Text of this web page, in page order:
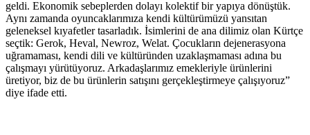
geldi. Ekonomik sebeplerden dolayı kolektif bir yapıya dönüştük.
Aynı zamanda oyuncaklarımıza kendi kültürümüzü yansıtan
geleneksel kıyafetler tasarladık. İsimlerini de ana dilimiz olan Kürtçe
seçtik: Gerok, Heval, Newroz, Welat. Çocukların dejenerasyona
uğramaması, kendi dili ve kültüründen uzaklaşmaması adına bu
çalışmayı yürütüyoruz. Arkadaşlarımız emekleriyle ürünlerini
üretiyor, biz de bu ürünlerin satışını gerçekleştirmeye çalışıyoruz”
diye ifade etti.